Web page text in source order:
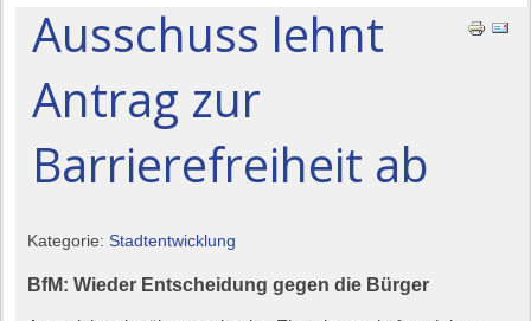
Ausschuss lehnt
Antrag zur
Barrierefreiheit ab
Kategorie:Stadtentwicklung
BfM: Wieder Entscheidung gegen die Bürger